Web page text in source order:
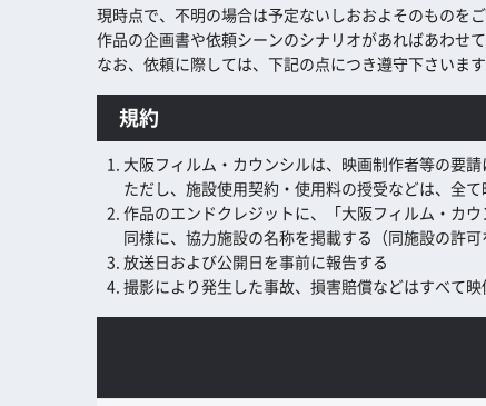
現時点で、不明の場合は予定ないしおおよそのものをご
作品の企画書や依頼シーンのシナリオがあればあわせて
なお、依頼に際しては、下記の点につき遵守下さいま
規約
大阪フィルム・カウンシルは、映画制作者等の要
ただし、施設使用契約・使用料の授受などは、全
作品のエンドクレジットに、「大阪フィルム・カ
同様に、協力施設の名称を掲載する（同施設の許可
放送日および公開日を事前に報告する
撮影により発生した事故、損害賠償などはすべて映